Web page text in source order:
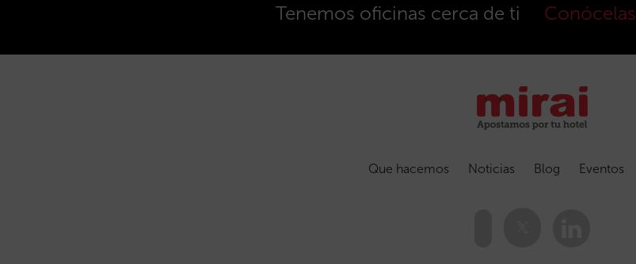
Tenemos oficinas cerca de ti Conócelas
Que hacemos Noticias Blog Eventos